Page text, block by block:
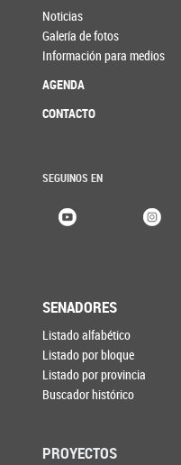
Noticias
Galería de fotos
Información para medios
AGENDA
CONTACTO
SEGUINOS EN
SENADORES
Listado alfabético
Listado por bloque
Listado por provincia
Buscador histórico
PROYECTOS